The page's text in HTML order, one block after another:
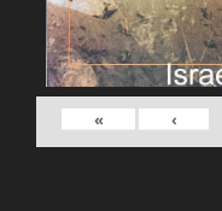
›
»